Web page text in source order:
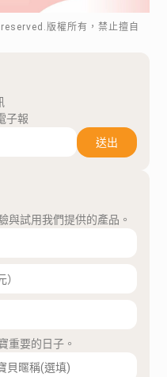
版權所有，禁止擅自
子報
送出
與試用我們提供的產品。
重要的日子。